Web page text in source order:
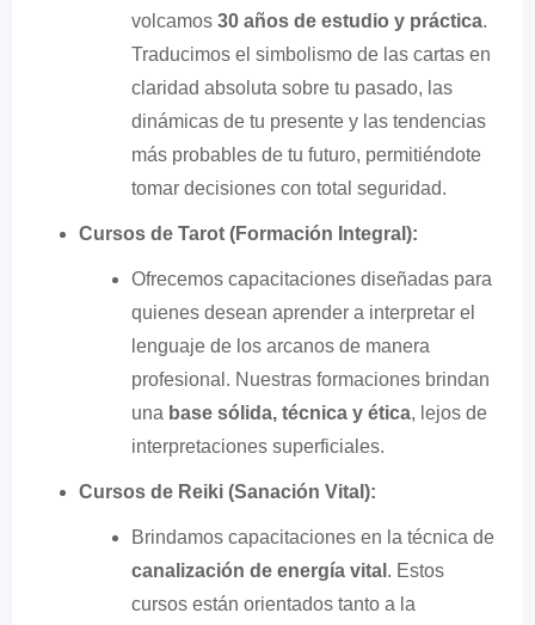
volcamos 30 años de estudio y práctica.
Traducimos el simbolismo de las cartas en
claridad absoluta sobre tu pasado, las
dinámicas de tu presente y las tendencias
más probables de tu futuro, permitiéndote
tomar decisiones con total seguridad.
Cursos de Tarot (Formación Integral):
Ofrecemos capacitaciones diseñadas para
quienes desean aprender a interpretar el
lenguaje de los arcanos de manera
profesional. Nuestras formaciones brindan
una base sólida, técnica y ética, lejos de
interpretaciones superficiales.
Cursos de Reiki (Sanación Vital):
Brindamos capacitaciones en la técnica de
canalización de energía vital . Estos
cursos están orientados tanto a la